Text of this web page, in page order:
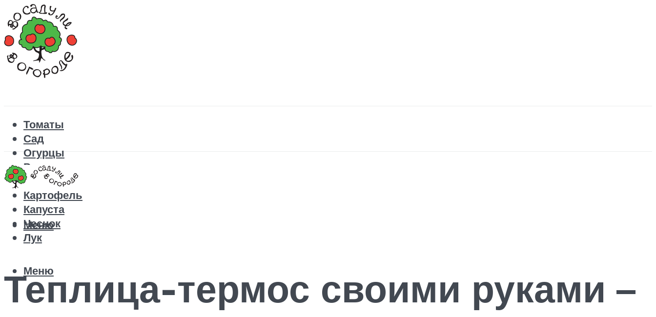
Томаты
Сад
Огурцы
Рецепты
Перец
Картофель
Капуста
Чеснок
Лук
Меню
Меню
Теплица-термос своими руками –